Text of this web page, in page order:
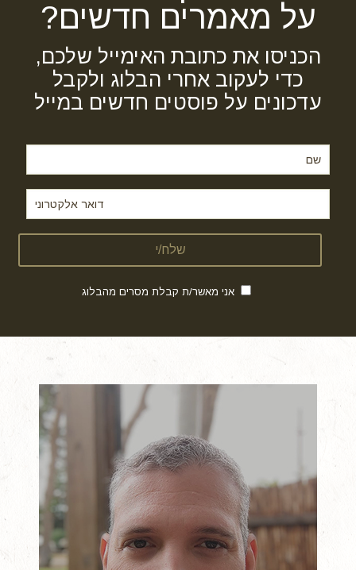
על מאמרים חדשים?
הכניסו את כתובת האימייל שלכם,
כדי לעקוב אחרי הבלוג ולקבל
עדכונים על פוסטים חדשים במייל
אני מאשר/ת קבלת מסרים מהבלוג